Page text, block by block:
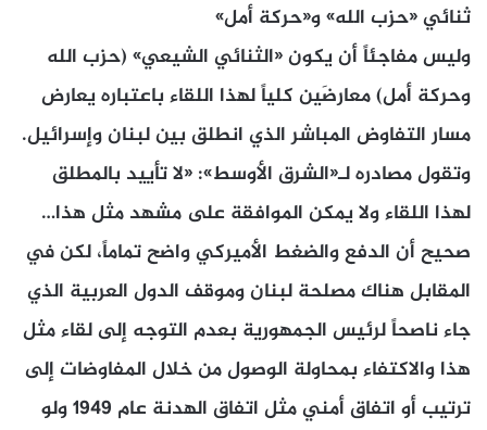
ثنائي «حزب الله» و«حركة أمل»
وليس مفاجئاً أن يكون «الثنائي الشيعي» (حزب الله
وحركة أمل) معارضَين كلياً لهذا اللقاء باعتباره يعارض
مسار التفاوض المباشر الذي انطلق بين لبنان وإسرائيل.
وتقول مصادره لـ«الشرق الأوسط»: «لا تأييد بالمطلق
لهذا اللقاء ولا يمكن الموافقة على مشهد مثل هذا…
صحيح أن الدفع والضغط الأميركي واضح تماماً، لكن في
المقابل هناك مصلحة لبنان وموقف الدول العربية الذي
جاء ناصحاً لرئيس الجمهورية بعدم التوجه إلى لقاء مثل
هذا والاكتفاء بمحاولة الوصول من خلال المفاوضات إلى
ترتيب أو اتفاق أمني مثل اتفاق الهدنة عام 1949 ولو